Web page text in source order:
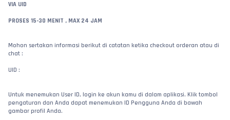
VIA UID
PROSES 15-30 MENIT , MAX 24 JAM
Mohon sertakan informasi berikut di catatan ketika checkout orderan atau di
chat :
UID :
Untuk menemukan User ID, login ke akun kamu di dalam aplikasi. Klik tombol
pengaturan dan Anda dapat menemukan ID Pengguna Anda di bawah
gambar profil Anda.